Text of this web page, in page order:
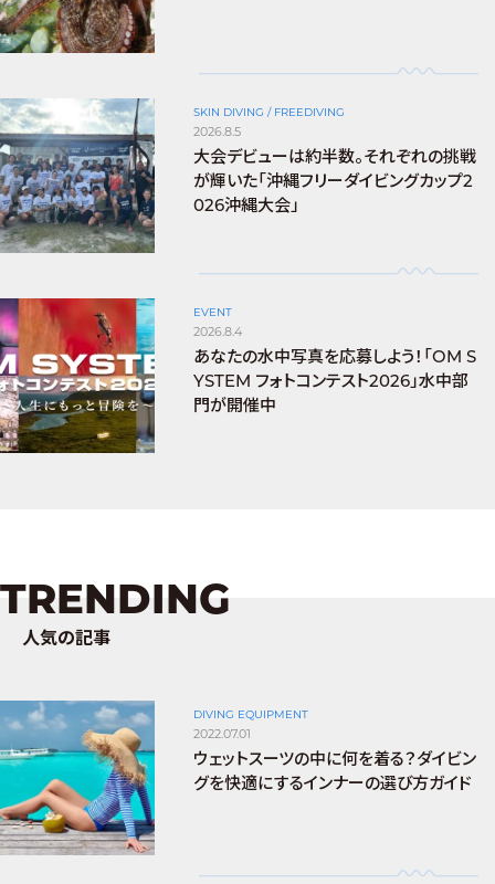
SKIN DIVING / FREEDIVING
2026.8.5
大会デビューは約半数。それぞれの挑戦
が輝いた「沖縄フリーダイビングカップ2
026沖縄大会」
EVENT
2026.8.4
あなたの水中写真を応募しよう！「OM S
YSTEM フォトコンテスト2026」水中部
門が開催中
TRENDING
人気の記事
DIVING EQUIPMENT
2022.07.01
ウェットスーツの中に何を着る？ダイビン
グを快適にするインナーの選び方ガイド